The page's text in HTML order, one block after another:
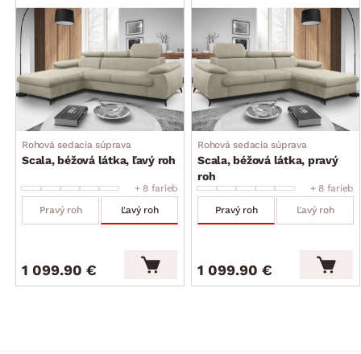
zaoblené tvary
ľavá/pravá bočná podrúčka (zaoblená, mäkko
vypolstrovaná)
sedák: stredne mäkký, priestranný
operadlo: stredne mäkké, komfortné vypolstrovanie
bedrovej oblasti
polohovania (nastavenie ľubovoľnej polohy – celkom
8 polôh, opierky zaistia komfortné opretie hornej časti
chrbta a vďaka možnosti nastavenia ich sklonu si tak
môžete prispôsobiť štýl sedenia podľa Vašej individuálnej
potreby)
výška sedu: 42 cm/hĺbka sedu: 60 cm
nohy: kov, čierne, výška 10 cm (možné využiť robotický
Rohová sedacia súprava
Scala, béžová látka, ľavý roh
+ 8 farieb
Pravý roh
Ľavý roh
1 099.90 €
Rohová sedacia súprava
Scala, béžová látka, pravý
roh
+ 8 farieb
Pravý roh
Ľavý roh
1 099.90 €